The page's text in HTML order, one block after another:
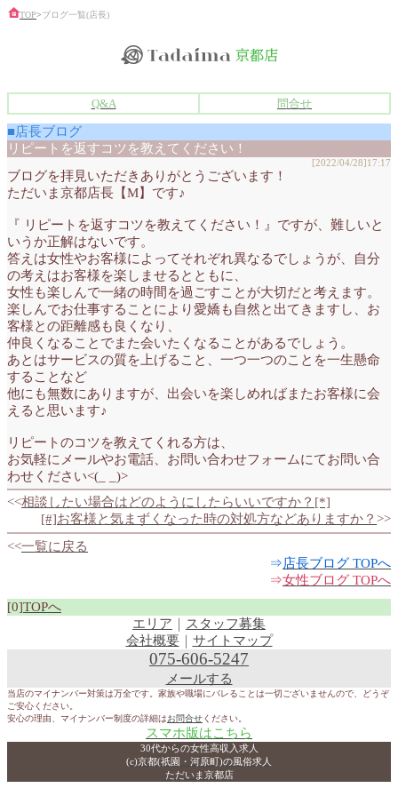
TOP>ブログ一覧(店長)
Q&A 問合せ
■店長ブログ
リピートを返すコツを教えてください！
[2022/04/28]17:17
ブログを拝見いただきありがとうございます！
ただいま京都店長【M】です♪
『 リピートを返すコツを教えてください！』ですが、難しいと
いうか正解はないです。
答えは女性やお客様によってそれぞれ異なるでしょうが、自分
の考えはお客様を楽しませるとともに、
女性も楽しんで一緒の時間を過ごすことが大切だと考えます。
楽しんでお仕事することにより愛嬌も自然と出てきますし、お
客様との距離感も良くなり、
仲良くなることでまた会いたくなることがあるでしょう。
あとはサービスの質を上げること、一つ一つのことを一生懸命
することなど
他にも無数にありますが、出会いを楽しめればまたお客様に会
えると思います♪
リピートのコツを教えてくれる方は、
お気軽にメールやお電話、お問い合わせフォームにてお問い合
わせください<(_ _)>
<<相談したい場合はどのようにしたらいいですか？[*]
[#]お客様と気まずくなった時の対処方などありますか？ >>
<<一覧に戻る
⇒店長ブログ TOPへ
⇒女性ブログ TOPへ
[0]TOPへ
エリア
スタッフ募集
会社概要｜ サイトマップ
075-606-5247
メールする
当店のマイナンバー対策は万全です。家族や職場にバレることは一切ございませんので、どうぞ
ご安心ください。
安心の理由、マイナンバー制度の詳細はお問合せください。
スマホ版はこちら
30代からの女性高収入求人
(c)京都(祇園・河原町)の風俗求人
ただいま京都店